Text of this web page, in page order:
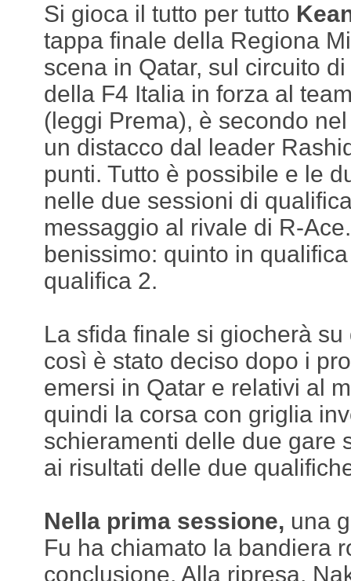
Si gioca il tutto per tutto
tappa finale della Regiona
scena in Qatar, sul circuito
della F4 Italia in forza al
(leggi Prema), è secondo
un distacco dal leader
punti. Tutto è possibile e le
nelle due sessioni di
messaggio al rivale di R-
benissimo: quinto in
qualifica 2.
La sfida finale si giocherà
così è stato deciso dopo i
emersi in Qatar e relativi al
quindi la corsa con griglia
schieramenti delle due gare
ai risultati delle due
Nella prima sessione, una
Fu ha chiamato la bandiera
conclusione. Alla ripresa,